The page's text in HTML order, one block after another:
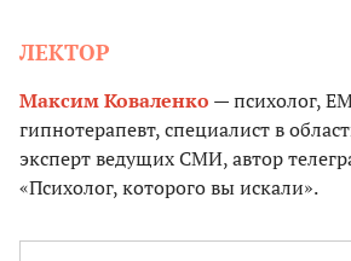
ЛЕКТОР
Максим Коваленко — психолог,
гипнотерапевт, специалист в
эксперт ведущих СМИ, автор
«Психолог, которого вы искали».